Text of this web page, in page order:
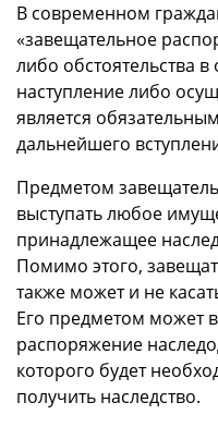
В современном
«завещательное
либо обстоятельства
наступление либо
является
дальнейшего
Предметом
выступать любое
принадлежащее
Помимо этого,
также может и не
Его предметом может
распоряжение
которого будет
получить наследство.